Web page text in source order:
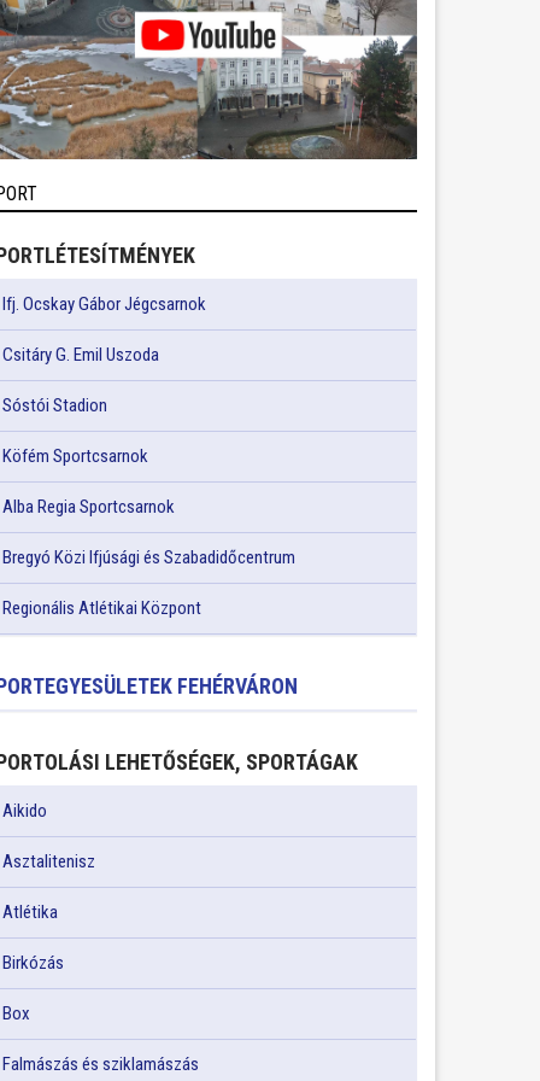
Ifj. Ocskay Gábor Jégcsarnok
Csitáry G. Emil Uszoda
Sóstói Stadion
Köfém Sportcsarnok
Alba Regia Sportcsarnok
Bregyó Közi Ifjúsági és Szabadidőcentrum
Regionális Atlétikai Központ
FEHÉRVÁRON
LEHETŐSÉGEK, SPORTÁGAK
Aikido
Asztalitenisz
Atlétika
Birkózás
Box
Falmászás és sziklamászás